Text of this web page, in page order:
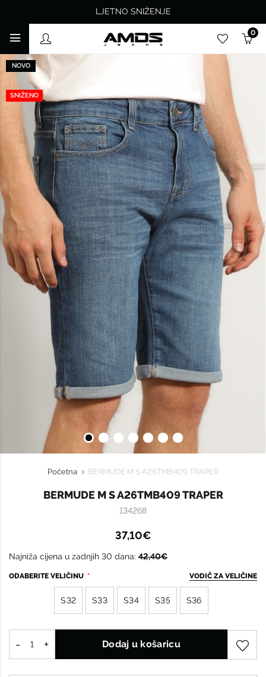
LJETNO SNIŽENJE
0
NOVO
SNIŽENO
Početna BERMUDE M S A26TMB409 TRAPER
BERMUDE M S A26TMB409 TRAPER
134268
37,10€
Najniža cijena u zadnjih 30 dana: 42,40€
ODABERITE VELIČINU VODIČ ZA VELIČINE
S32 S33 S34 S35 S36
Dodaj u košaricu